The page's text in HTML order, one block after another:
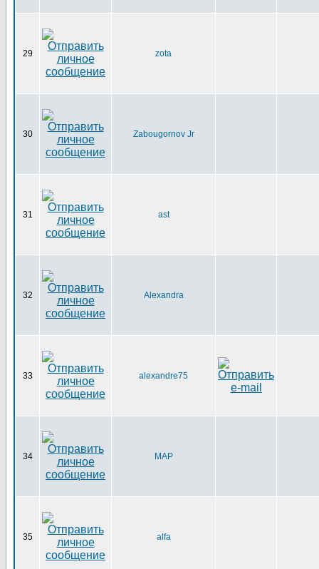
29 zota
30 Zabougornov Jr
31 ast
32 Alexandra
33 alexandre75
34 MAP
35 alfa